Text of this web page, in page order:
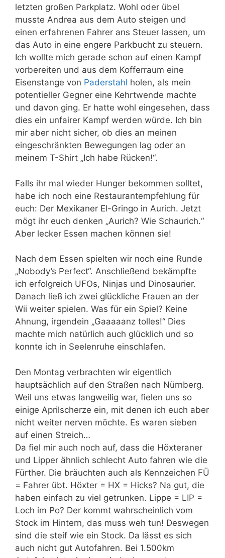
letzten großen Parkplatz. Wohl oder übel
musste Andrea aus dem Auto steigen und
einen erfahrenen Fahrer ans Steuer lassen, um
das Auto in eine engere Parkbucht zu steuern.
Ich wollte mich gerade schon auf einen Kampf
vorbereiten und aus dem Kofferraum eine
Eisenstange von Paderstahl holen, als mein
potentieller Gegner eine Kehrtwende machte
und davon ging. Er hatte wohl eingesehen, dass
dies ein unfairer Kampf werden würde. Ich bin
mir aber nicht sicher, ob dies an meinen
eingeschränkten Bewegungen lag oder an
meinem T-Shirt „Ich habe Rücken!“.
Falls ihr mal wieder Hunger bekommen solltet,
habe ich noch eine Restaurantempfehlung für
euch: Der Mexikaner El-Gringo in Aurich. Jetzt
mögt ihr euch denken „Aurich? Wie Schaurich.“
Aber lecker Essen machen können sie!
Nach dem Essen spielten wir noch eine Runde
„Nobody’s Perfect“. Anschließend bekämpfte
ich erfolgreich UFOs, Ninjas und Dinosaurier.
Danach ließ ich zwei glückliche Frauen an der
Wii weiter spielen. Was für ein Spiel? Keine
Ahnung, irgendein „Gaaaaanz tolles!“ Dies
machte mich natürlich auch glücklich und so
konnte ich in Seelenruhe einschlafen.
Den Montag verbrachten wir eigentlich
hauptsächlich auf den Straßen nach Nürnberg.
Weil uns etwas langweilig war, fielen uns so
einige Aprilscherze ein, mit denen ich euch aber
nicht weiter nerven möchte. Es waren sieben
auf einen Streich…
Da fiel mir auch noch auf, dass die Höxteraner
und Lipper ähnlich schlecht Auto fahren wie die
Fürther. Die bräuchten auch als Kennzeichen FÜ
= Fahrer übt. Höxter = HX = Hicks? Na gut, die
haben einfach zu viel getrunken. Lippe = LIP =
Loch im Po? Der kommt wahrscheinlich vom
Stock im Hintern, das muss weh tun! Deswegen
sind die steif wie ein Stock. Da lässt es sich
auch nicht gut Autofahren. Bei 1.500km